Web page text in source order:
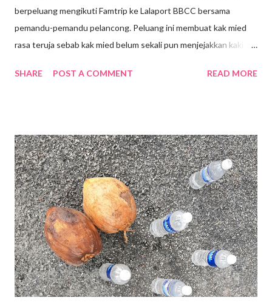
berpeluang mengikuti Famtrip ke Lalaport BBCC bersama
pemandu-pemandu pelancong. Peluang ini membuat kak mied
rasa teruja sebab kak mied belum sekali pun menjejakkan kaki ke
Terletak di tengah-tengah Bandar, kawasan Bukit Bintang.
masuk atau pintu gerbang Penjara Pudu masih dikekalkan
sebagai tinggalan sejarah lalu. Mall ini mengenengahkan konsep
" Modern Simplicity" yang sinonim dengan tradisi Jepun dengan
gabungan fasiliti komersial, pejabat , kediaman, hotel dan lain-
lain. Merupakan fasiliti luar negara yang pertama di Asia
Tenggara oleh Mitsui Fudosan Co. Ltd.(Mitsui Fudosan) .
Terdapat 400 kedai untuk penyewaaan di Mall ini, serta
penampilan kedai-keda...
SHARE POST A COMMENT READ MORE